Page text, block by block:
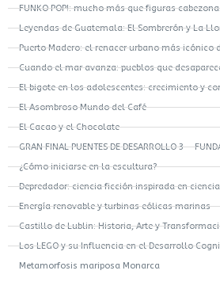
FUNKO POP!: mucho más que figuras
Leyendas de Guatemala: El Sombrerón y La
Puerto Madero: el renacer urbano más icónico
Cuando el mar avanza: pueblos que
El bigote en los adolescentes: crecimiento y
El Asombroso Mundo del Café
El Cacao y el Chocolate
GRAN FINAL PUENTES DE DESARROLLO 3 –
¿Cómo iniciarse en la escultura?
Depredador: ciencia ficción inspirada en
Energía renovable y turbinas eólicas marinas
Castillo de Lublin: Historia, Arte y
Los LEGO y su Influencia en el Desarrollo
Metamorfosis mariposa Monarca